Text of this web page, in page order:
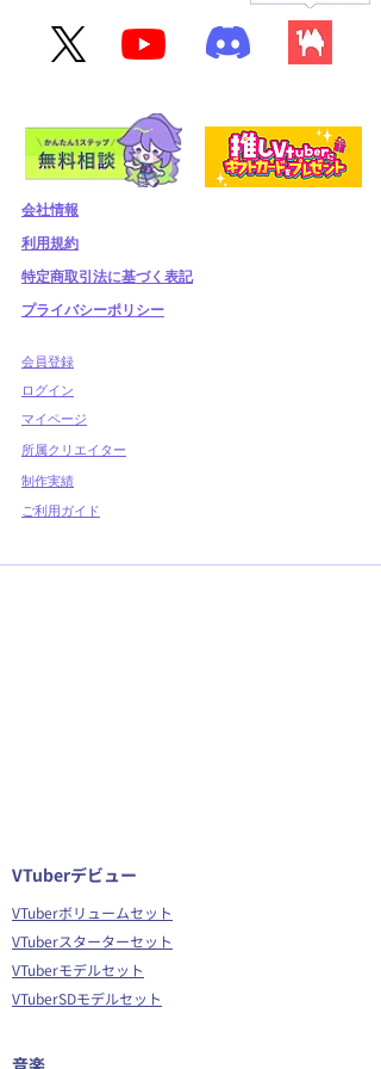
会社情報
利用規約
​特定商取引法に基づく表記
プライバシーポリシー
​会員登録
​ログイン
マイページ
所属クリエイター
制作実績
ご利用ガイド
VTuberデビュー
VTuberボリュームセット
VTuberスターターセット
VTuberモデルセット
VTuberSDモデルセット
音楽